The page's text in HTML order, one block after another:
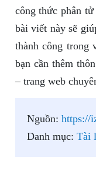
công thức phân
bài viết này sẽ
thành công trong
bạn cần thêm
– trang web
Nguồn: https://
Danh mục: Tài